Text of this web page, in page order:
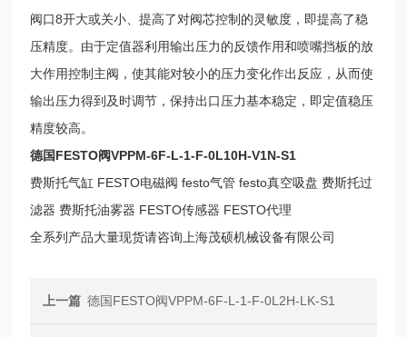
阀口8开大或关小、提高了对阀芯控制的灵敏度，即提高了稳
压精度。由于定值器利用输出压力的反馈作用和喷嘴挡板的放
大作用控制主阀，使其能对较小的压力变化作出反应，从而使
输出压力得到及时调节，保持出口压力基本稳定，即定值稳压
精度较高。
德国FESTO阀VPPM-6F-L-1-F-0L10H-V1N-S1
费斯托气缸 FESTO电磁阀 festo气管 festo真空吸盘 费斯托过
滤器 费斯托油雾器 FESTO传感器 FESTO代理
全系列产品大量现货请咨询上海茂硕机械设备有限公司
上一篇 德国FESTO阀VPPM-6F-L-1-F-0L2H-LK-S1